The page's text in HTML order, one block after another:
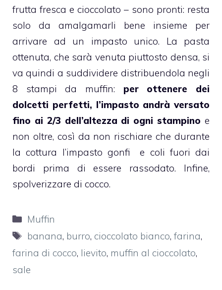
frutta fresca e cioccolato – sono pronti: resta
solo da amalgamarli bene insieme per
arrivare ad un impasto unico. La pasta
ottenuta, che sarà venuta piuttosto densa, si
va quindi a suddividere distribuendola negli
8 stampi da muffin: per ottenere dei
dolcetti perfetti, l’impasto andrà versato
fino ai 2/3 dell’altezza di ogni stampino e
non oltre, così da non rischiare che durante
la cottura l’impasto gonfi e coli fuori dai
bordi prima di essere rassodato. Infine,
spolverizzare di cocco.
Categorie
Muffin
Tag
banana, burro, cioccolato bianco,farina,
farina di cocco, lievito, muffin al cioccolato,
sale